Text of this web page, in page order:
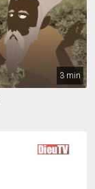
3 min